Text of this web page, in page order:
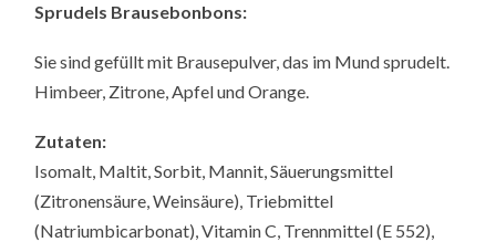
Sprudels Brausebonbons:
Sie sind gefüllt mit Brausepulver, das im Mund sprudelt.
Himbeer, Zitrone, Apfel und Orange.
Zutaten:
Isomalt, Maltit, Sorbit, Mannit, Säuerungsmittel
(Zitronensäure, Weinsäure), Triebmittel
(Natriumbicarbonat), Vitamin C, Trennmittel (E 552),